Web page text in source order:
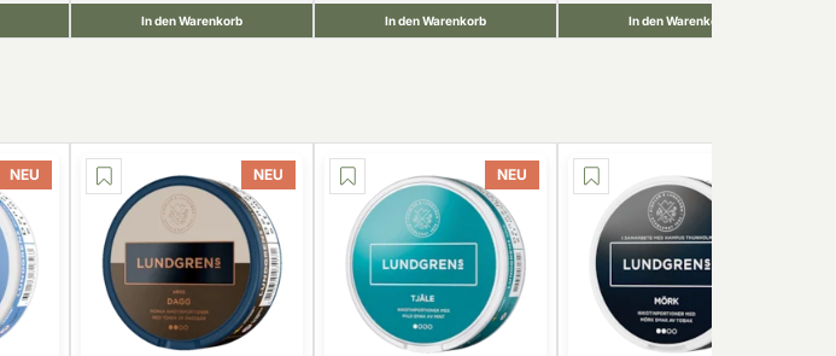
In den Warenkorb In den Warenkorb In den Warenkorb
NEU NEU NEU